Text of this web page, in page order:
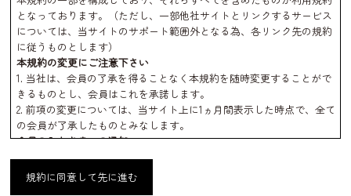
となっております。（ただし、一部他社サイトとリンクするサービス
については、当サイトのサポート範囲外となる為、各リンク先の規約
に従うものとします）
本規約の変更にご注意下さい
1. 当社は、会員の了承を得ることなく本規約を随時変更することがで
きるものとし、会員はこれを承諾します。
2. 前項の変更については、当サイト上に1ヵ月間表示した時点で、全て
の会員が了承したものとみなします。
会員のみなさまへの通知
1. 本規約の変更のケース以外に当社が必要と判断した場合、当社は、
会員に対し随時必要な事項を通知します。
2. 前項の通知は、当サイト上に表示した時点で全ての会員に通知した
規約に同意して先に進む